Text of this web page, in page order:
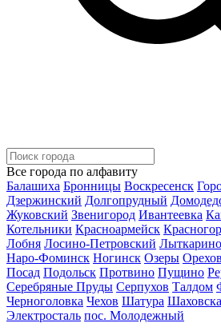
Все города по алфавиту
Балашиха Бронницы Воскресенск
Дзержинский Долгопрудный
Жуковский Звенигород Ивантеевка
Котельники Красноармейск
Лобня Лосино-Петровский Лыткарино
Наро-Фоминск Ногинск Озеры
Посад Подольск Протвино Пущино
Серебряные Пруды Серпухов Талдом
Черноголовка Чехов Шатура
Электросталь пос. Молодежный